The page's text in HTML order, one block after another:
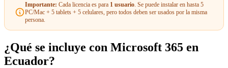
Importante: Cada licencia es para 1 usuario . Se puede instalar en hasta 5
PC/Mac + 5 tablets + 5 celulares, pero todos deben ser usados por la misma
persona.
¿Qué se incluye con Microsoft 365 en
Ecuador?